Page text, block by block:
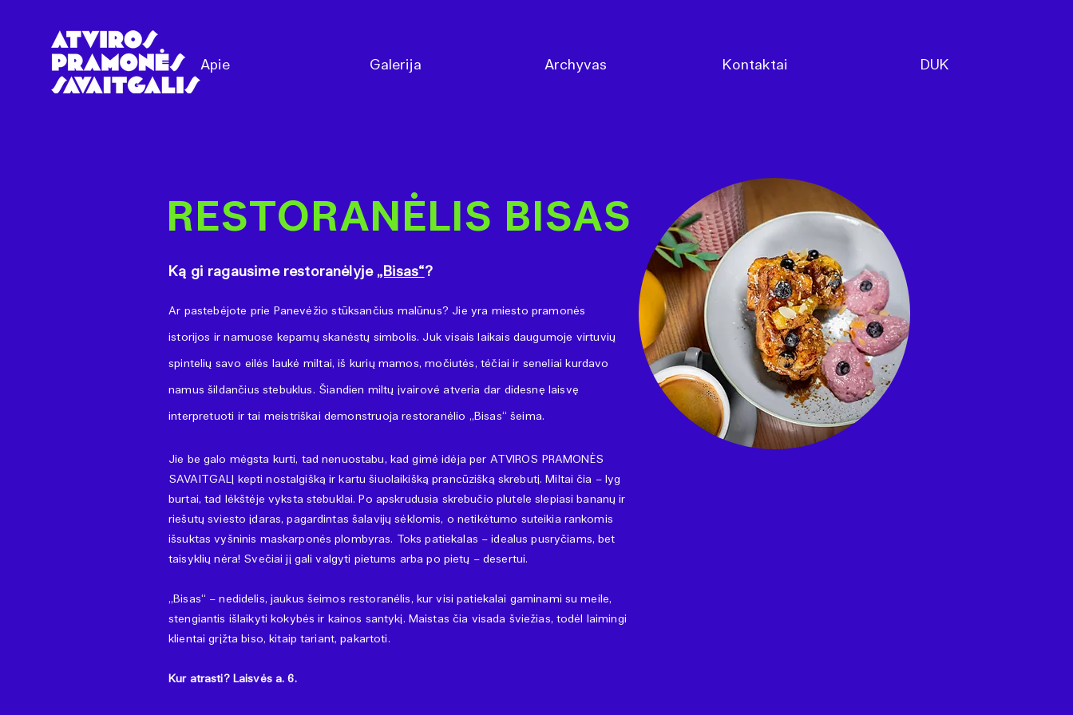
Apie Galerija Archyvas Kontaktai DUK
RESTORANĖLIS BISAS
Ką gi ragausime restoranėlyje „Bisas“?
Ar pastebėjote prie Panevėžio stūksančius malūnus? Jie yra miesto pramonės
istorijos ir namuose kepamų skanėstų simbolis. Juk visais laikais daugumoje virtuvių
spintelių savo eilės laukė miltai, iš kurių mamos, močiutės, tėčiai ir seneliai kurdavo
namus šildančius stebuklus. Šiandien miltų įvairovė atveria dar didesnę laisvę
interpretuoti ir tai meistriškai demonstruoja restoranėlio „Bisas“ šeima.
Jie be galo mėgsta kurti, tad nenuostabu, kad gimė idėja per ATVIROS PRAMONĖS
SAVAITGALĮ kepti nostalgišką ir kartu šiuolaikišką prancūzišką skrebutį. Miltai čia – lyg
burtai, tad lėkštėje vyksta stebuklai. Po apskrudusia skrebučio plutele slepiasi bananų ir
riešutų sviesto įdaras, pagardintas šalavijų sėklomis, o netikėtumo suteikia rankomis
išsuktas vyšninis maskarponės plombyras. Toks patiekalas – idealus pusryčiams, bet
taisyklių nėra! Svečiai jį gali valgyti pietums arba po pietų – desertui.
„Bisas“ – nedidelis, jaukus šeimos restoranėlis, kur visi patiekalai gaminami su meile,
stengiantis išlaikyti kokybės ir kainos santykį. Maistas čia visada šviežias, todėl laimingi
klientai grįžta biso, kitaip tariant, pakartoti.
Kur atrasti? Laisvės a. 6.